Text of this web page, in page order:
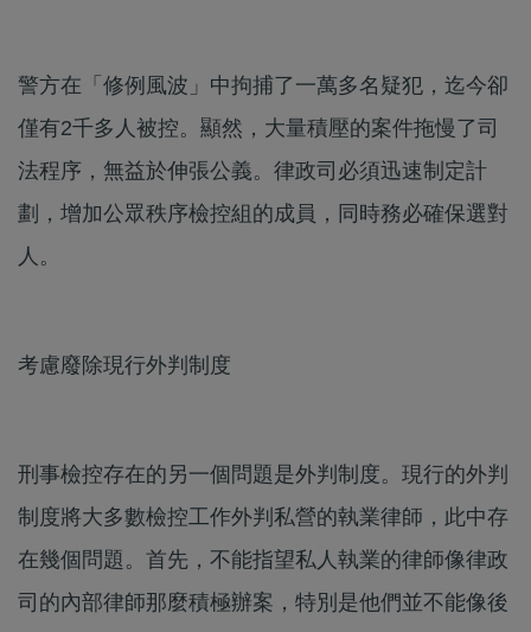
警方在「修例風波」中拘捕了一萬多名疑犯，迄今卻
僅有2千多人被控。顯然，大量積壓的案件拖慢了司
法程序，無益於伸張公義。律政司必須迅速制定計
劃，增加公眾秩序檢控組的成員，同時務必確保選對
人。
考慮廢除現行外判制度
刑事檢控存在的另一個問題是外判制度。現行的外判
制度將大多數檢控工作外判私營的執業律師，此中存
在幾個問題。首先，不能指望私人執業的律師像律政
司的內部律師那麼積極辦案，特別是他們並不能像後